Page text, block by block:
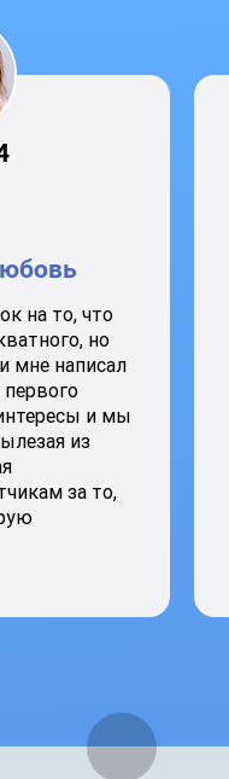
на то, что
но
мне написал
и мы
из
за то,